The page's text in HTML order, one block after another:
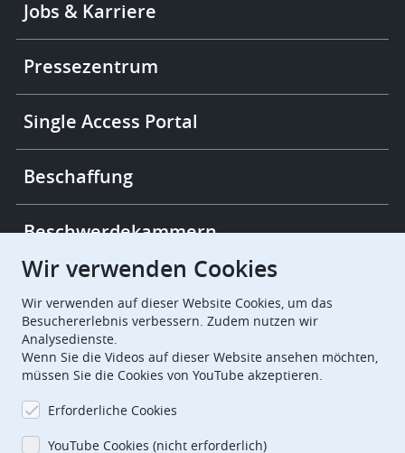
More
links
Jobs & Karriere
Pressezentrum
Single Access Portal
Beschaffung
Beschwerdekammern
EuropeanPatentOffice
EPO Procurement
Wir verwenden Cookies
Wir verwenden auf dieser Website Cookies, um das
Besuchererlebnis verbessern. Zudem nutzen wir
Analysedienste.
Wenn Sie die Videos auf dieser Website ansehen möchten,
müssen Sie die Cookies von YouTube akzeptieren.
Erforderliche Cookies
YouTube Cookies (nicht erforderlich)